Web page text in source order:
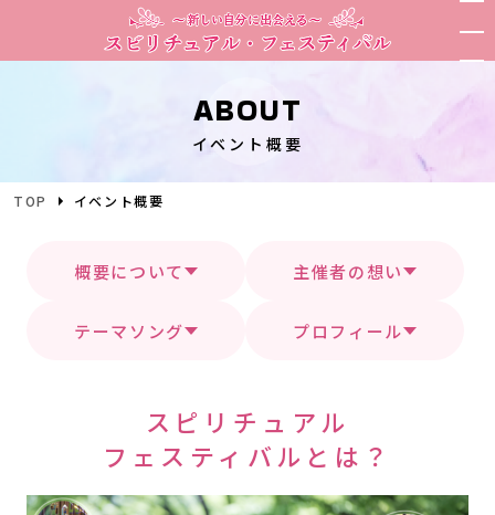
ABOUT
イベント概要
TOP イベント概要
概要について 主催者の想い
テーマソング プロフィール
スピリチュアル
フェスティバルとは？